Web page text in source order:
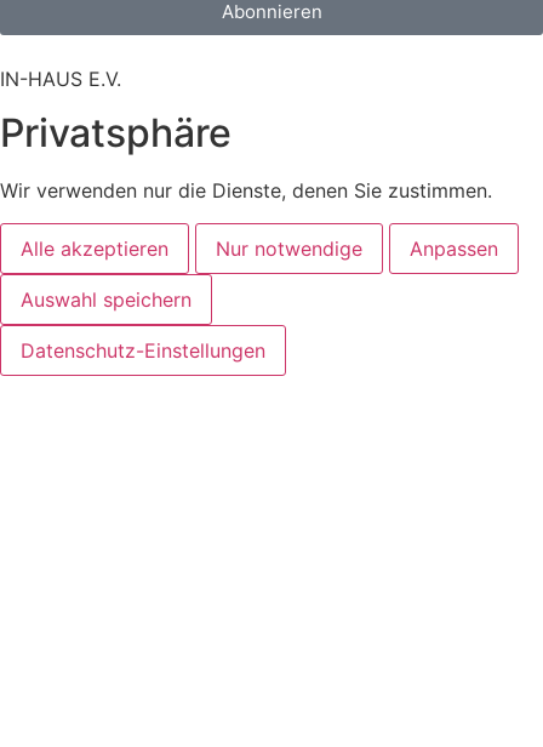
Abonnieren
IN-HAUS E.V.
Privatsphäre
Wir verwenden nur die Dienste, denen Sie zustimmen.
Alle akzeptieren Nur notwendige Anpassen
Auswahl speichern
Datenschutz-Einstellungen